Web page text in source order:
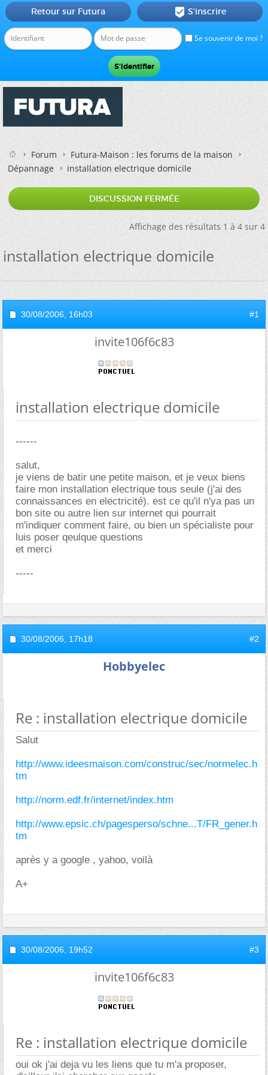
Se souvenir de moi ?
Retour sur Futura  S'inscrire
Forum
Futura-Maison : les forums de la maison
Dépannage
installation electrique domicile
DISCUSSION FERMÉE
Affichage des résultats 1 à 4 sur 4
installation electrique domicile
30/08/2006, 16h03 #1
invite106f6c83
installation electrique domicile
------
salut,
je viens de batir une petite maison, et je veux biens
faire mon installation electrique tous seule (j'ai des
connaissances en electricité). est ce qu'il n'ya pas un
bon site ou autre lien sur internet qui pourrait
m'indiquer comment faire, ou bien un spécialiste pour
luis poser qeulque questions
et merci
-----
30/08/2006, 17h18 #2
Hobbyelec
Re : installation electrique domicile
Salut
http://www.ideesmaison.com/construc/sec/normelec.h
tm
http://norm.edf.fr/internet/index.htm
http://www.epsic.ch/pagesperso/schne...T/FR_gener.h
tm
après y a google , yahoo, voilà
A+
30/08/2006, 19h52 #3
invite106f6c83
Re : installation electrique domicile
oui ok j'ai deja vu les liens que tu m'a proposer,